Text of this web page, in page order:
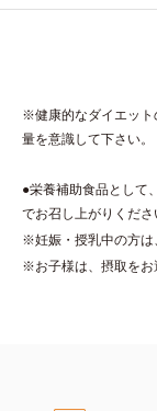
※健康的なダイエット
量を意識して下さい。
●栄養補助食品として
でお召し上がりくださ
※妊娠・授乳中の方は
※お子様は、摂取をお